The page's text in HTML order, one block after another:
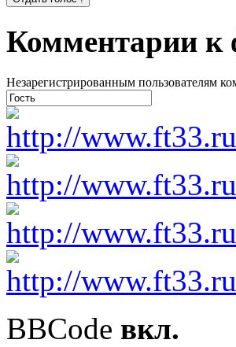
Комментарии к
Незарегистрированным пользователям
BBCode вкл.